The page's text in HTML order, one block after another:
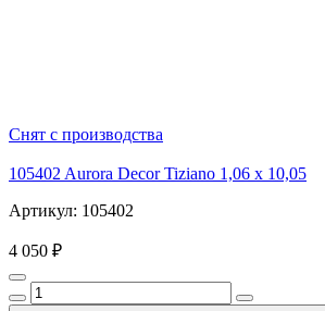
Снят с производства
105402 Aurora Decor Tiziano 1,06 х 10,05
Артикул: 105402
4 050 ₽